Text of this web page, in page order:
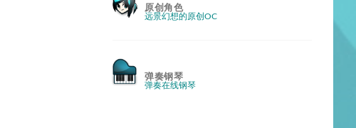
原创角色
远景幻想的原创OC
弹奏钢琴
弹奏在线钢琴